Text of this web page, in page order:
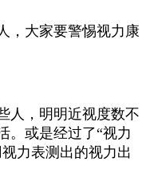
，大家要警惕视力康
人，明明近视度数不
。或是经过了“视力
力表测出的视力出